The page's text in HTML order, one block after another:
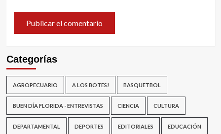
Categorías
AGROPECUARIO A LOS BOTES! BASQUETBOL
BUEN DÍA FLORIDA - ENTREVISTAS CIENCIA CULTURA
DEPARTAMENTAL DEPORTES EDITORIALES EDUCACIÓN